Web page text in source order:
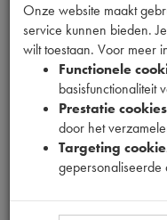
Productnummer
1912061
Prijs
85
Dit product kan op dit
Onze website maakt
service kunnen bieden.
wilt toestaan. Voor meer
Functionele
basisfunctionaliteit
Prestatie cookies
door het
Targeting
gepersonaliseerde